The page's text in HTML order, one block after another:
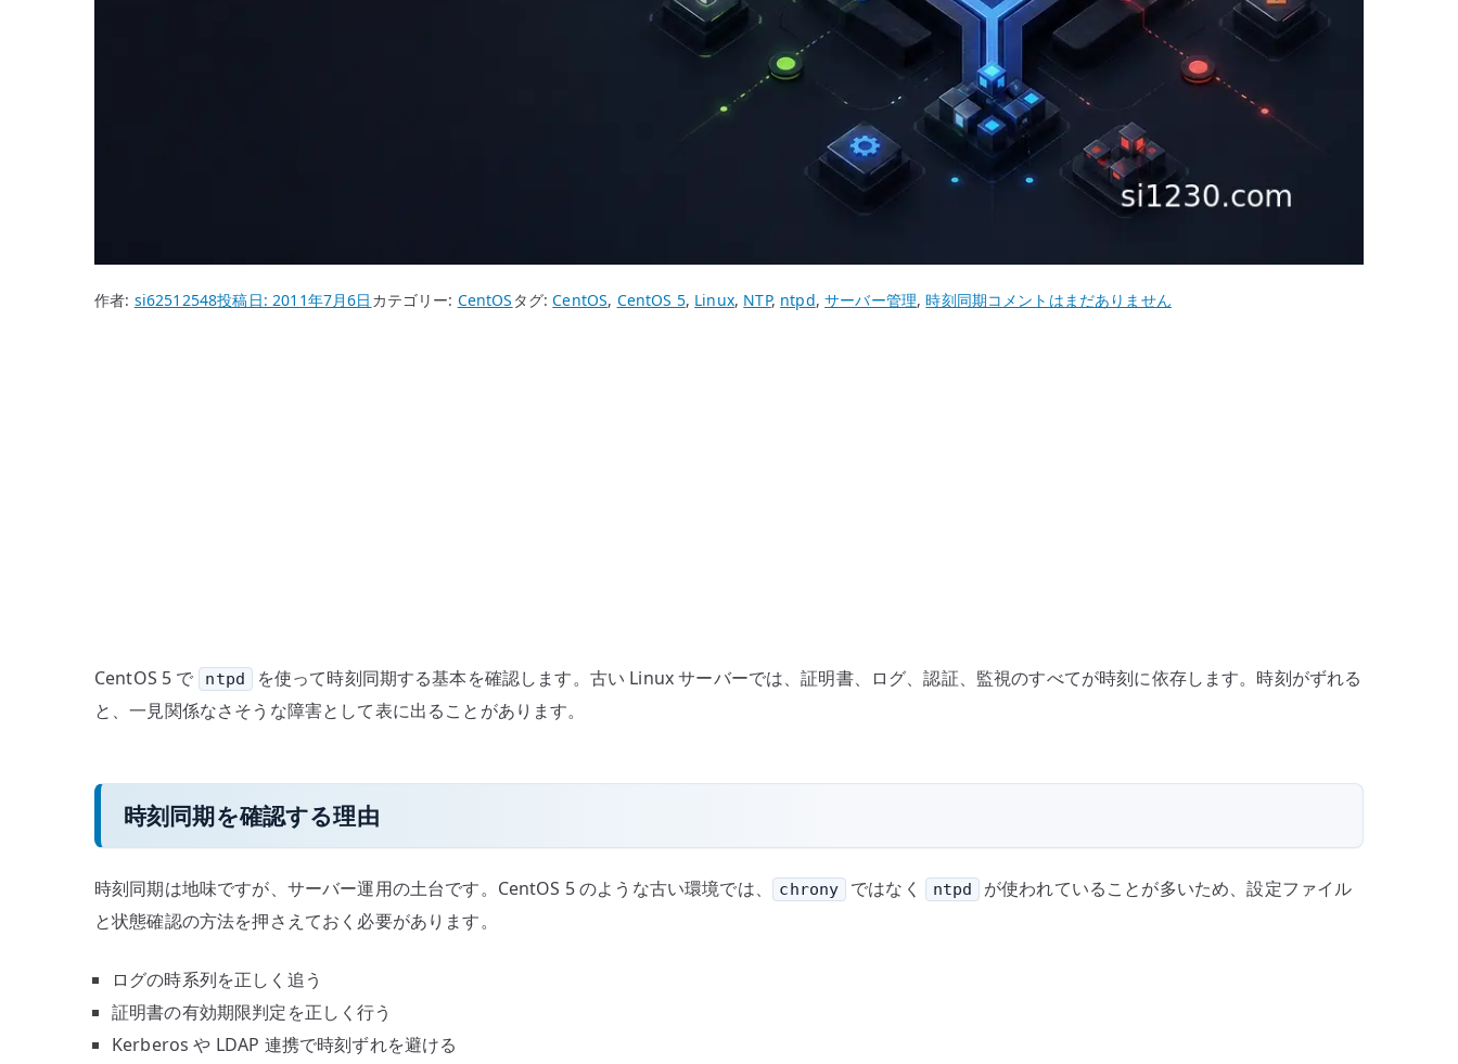
作者: si62512548投稿日:2011年7月6日 カテゴリー: CentOS タグ:CentOS, CentOS 5, Linux, NTP, ntpd,サーバー管理,時刻同期CentOS
イ
の
の
コメントはまだありません
CentOS 5 で ntpd
を使って時刻同期する基本を確認します。古い Linux サーバーでは、証明書、ログ、認証、監視のすべてが時刻に依存します。時刻がずれる
と、一見関係なさそうな障害として表に出ることがあります。
時刻同期を確認する理由
時刻同期は地味ですが、サーバー運用の土台です。CentOS 5 のような古い環境では、 chrony ではなく ntpd
が使われていることが多いため、設定ファイル
と状態確認の方法を押さえておく必要があります。
ログの時系列を正しく追う
証明書の有効期限判定を正しく行う
Kerberos や LDAP 連携で時刻ずれを避ける